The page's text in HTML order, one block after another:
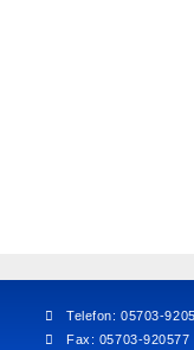
Telefon: 05703-
Fax: 05703-920577